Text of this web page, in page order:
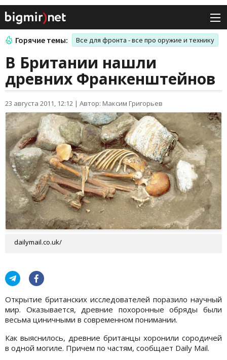
Горячие темы: Все для фронта - все про оружие и технику
В Британии нашли
древних Франкенштейнов
23 августа 2011, 12:12 | Автор: Максим Григорьев
dailymail.co.uk/
Открытие британских исследователей поразило научный
мир. Оказывается, древние похоронные обряды были
весьма циничными в современном понимании.
Как выяснилось, древние британцы хоронили сородичей
в одной могиле. Причем по частям, сообщает Daily Mail.